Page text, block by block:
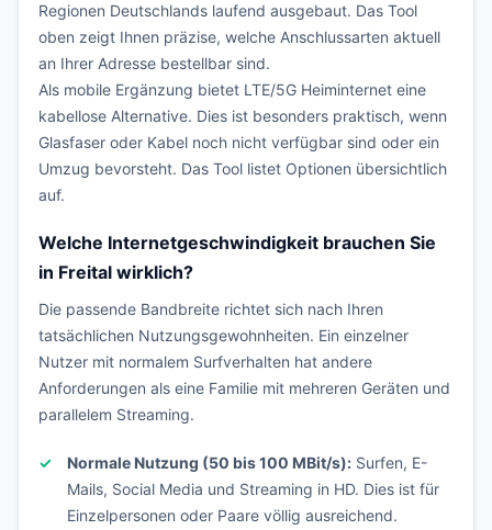
Regionen Deutschlands laufend ausgebaut. Das Tool
oben zeigt Ihnen präzise, welche Anschlussarten aktuell
an Ihrer Adresse bestellbar sind.
Als mobile Ergänzung bietet LTE/5G Heiminternet eine
kabellose Alternative. Dies ist besonders praktisch, wenn
Glasfaser oder Kabel noch nicht verfügbar sind oder ein
Umzug bevorsteht. Das Tool listet Optionen übersichtlich
auf.
Welche Internetgeschwindigkeit brauchen Sie
in Freital wirklich?
Die passende Bandbreite richtet sich nach Ihren
tatsächlichen Nutzungsgewohnheiten. Ein einzelner
Nutzer mit normalem Surfverhalten hat andere
Anforderungen als eine Familie mit mehreren Geräten und
parallelem Streaming.
Normale Nutzung (50 bis 100 MBit/s): Surfen, E-
Mails, Social Media und Streaming in HD. Dies ist für
Einzelpersonen oder Paare völlig ausreichend.